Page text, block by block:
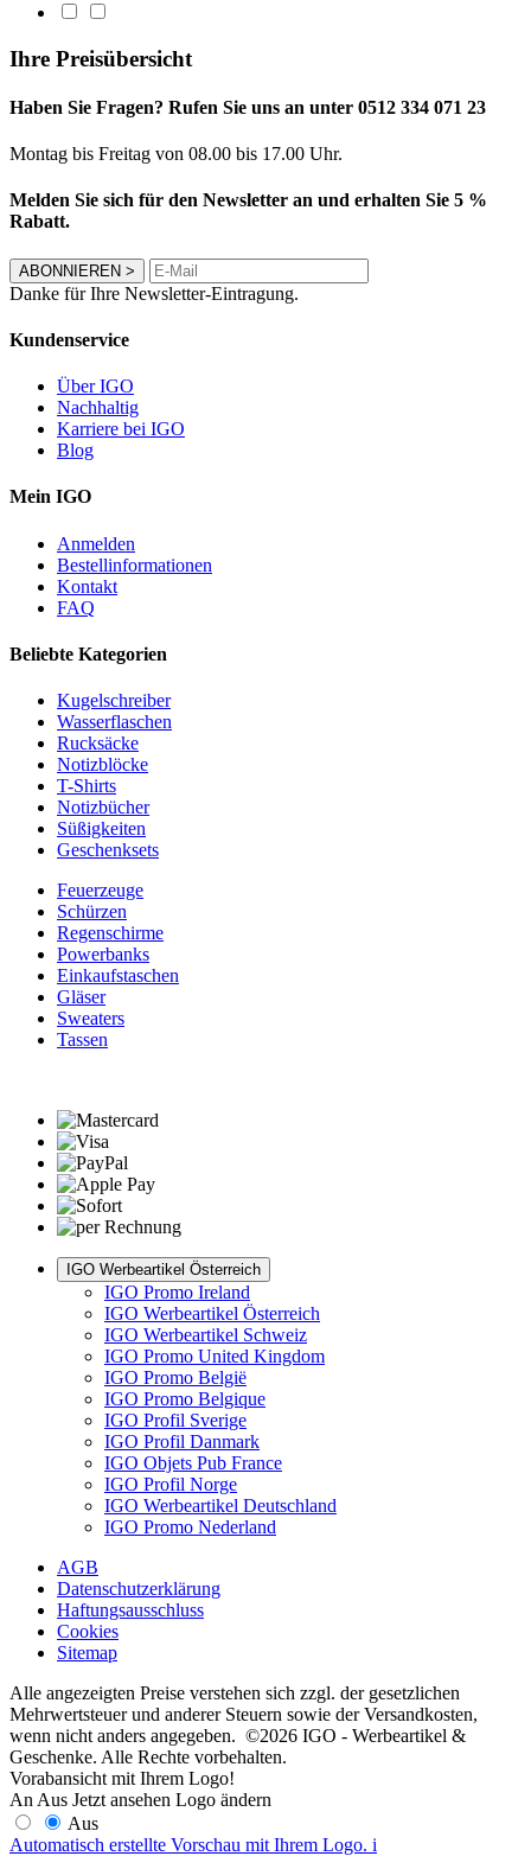
Ihre Preisübersicht
Haben Sie Fragen? Rufen Sie uns an unter 0512 334 071 23
Montag bis Freitag von 08.00 bis 17.00 Uhr.
Melden Sie sich für den Newsletter an und erhalten Sie 5 %
Rabatt.
ABONNIEREN >
Danke für Ihre Newsletter-Eintragung.
Kundenservice
Über IGO
Nachhaltig
Karriere bei IGO
Blog
Mein IGO
Anmelden
Bestellinformationen
Kontakt
FAQ
Beliebte Kategorien
Kugelschreiber
Wasserflaschen
Rucksäcke
Notizblöcke
T-Shirts
Notizbücher
Süßigkeiten
Geschenksets
Feuerzeuge
Schürzen
Regenschirme
Powerbanks
Einkaufstaschen
Gläser
Sweaters
Tassen
IGO Werbeartikel Österreich
IGO Promo Ireland
IGO Werbeartikel Österreich
IGO Werbeartikel Schweiz
IGO Promo United Kingdom
IGO Promo België
IGO Promo Belgique
IGO Profil Sverige
IGO Profil Danmark
IGO Objets Pub France
IGO Profil Norge
IGO Werbeartikel Deutschland
IGO Promo Nederland
AGB
Datenschutzerklärung
Haftungsausschluss
Cookies
Sitemap
Alle angezeigten Preise verstehen sich zzgl. der gesetzlichen
Mehrwertsteuer und anderer Steuern sowie der Versandkosten,
wenn nicht anders angegeben. ©2026 IGO - Werbeartikel &
Geschenke. Alle Rechte vorbehalten.
Vorabansicht mit Ihrem Logo!
An Aus Jetzt ansehen Logo ändern
Aus
Automatisch erstellte Vorschau mit Ihrem Logo. i